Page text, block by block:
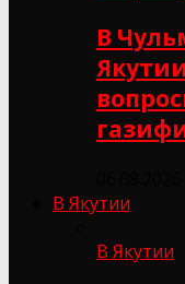
В
В Якутии
В Якутии